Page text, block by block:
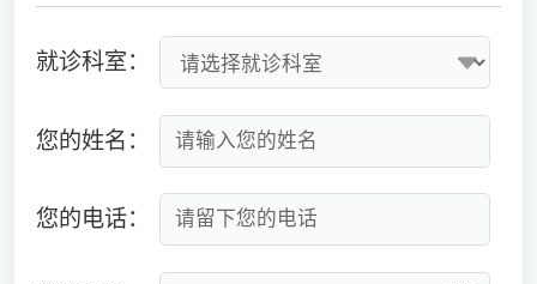
就诊科室：
您的姓名：
您的电话：